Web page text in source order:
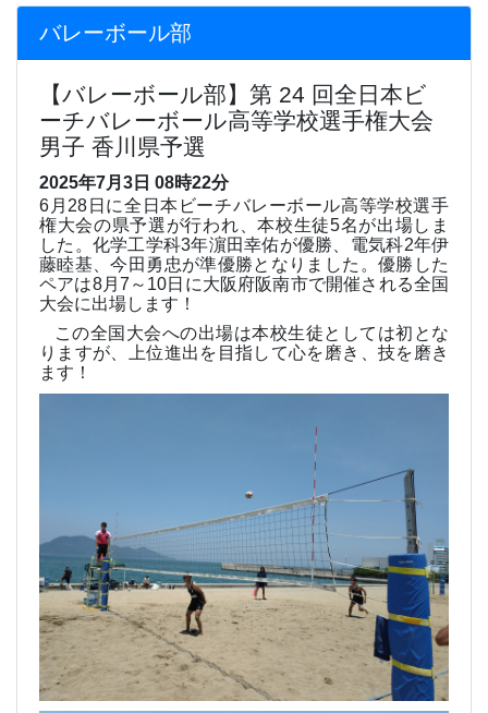
バレーボール部
【バレーボール部】第 24 回全日本ビ
ーチバレーボール高等学校選手権大会
男子 香川県予選
2025年7月3日 08時22分
6 月 28 日に全日本ビーチバレーボール高等学校選手
権大会の県予選が行われ、本校生徒5名が出場しま
した。化学工学科3年濵田幸佑が優勝、電気科2年伊
藤睦基、今田勇忠が準優勝となりました。優勝した
ペアは8月 7 ～ 10日に大阪府阪南市で開催される全国
大会に出場します！
この全国大会への出場は本校生徒としては初とな
りますが、上位進出を目指して心を磨き、技を磨き
ます！